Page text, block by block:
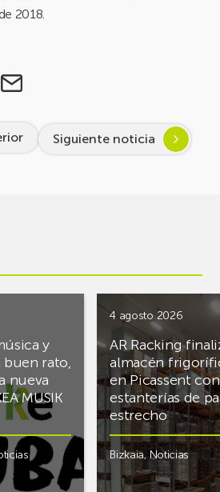
2018.
Siguiente noticia
y
buen rato,
nueva
MUSIK
4 agosto 2026
AR Racking
almacén
en Picassent con
estanterías de
estrecho
Bizkaia,Noticias